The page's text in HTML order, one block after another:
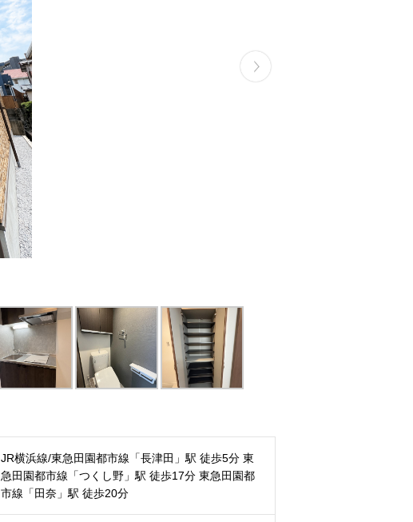
JR横浜線/東急田園都市線「長津田」駅 徒歩5分 東
急田園都市線「つくし野」駅 徒歩17分 東急田園都
市線「田奈」駅 徒歩20分